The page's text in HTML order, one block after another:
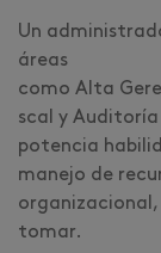
Un
áreas
como Alta
scal y
potencia
manejo de
organizacional,
tomar.